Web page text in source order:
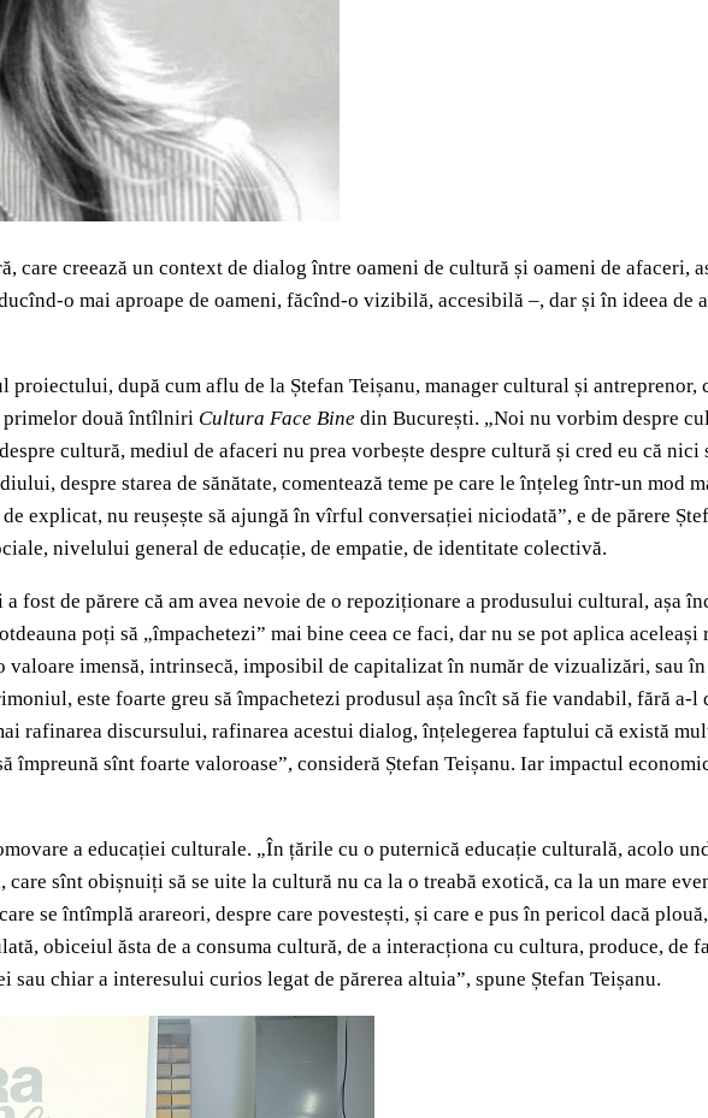
care creează un context de dialog între oameni de cultură și oameni de afaceri,
o mai aproape de oameni, făcînd-o vizibilă, accesibilă –, dar și în ideea
după cum aflu de la Ștefan Teișanu, manager cultural și
primelor două întîlniri Cultura Face Bine din București. „Noi nu vorbim despre
cultură, mediul de afaceri nu prea vorbește despre cultură și cred eu că
despre starea de sănătate, comentează teme pe care le înțeleg într-un mod
explicat, nu reușește să ajungă în vîrful conversației niciodată”, e de părere
nivelului general de educație, de empatie, de identitate colectivă.
de părere că am avea nevoie de o repoziționare a produsului cultural, așa
poți să „împachetezi” mai bine ceea ce faci, dar nu se pot aplica
imensă, intrinsecă, imposibil de capitalizat în număr de vizualizări, sau
este foarte greu să împachetezi produsul așa încît să fie vandabil, fără a-l
rafinarea discursului, rafinarea acestui dialog, înțelegerea faptului că există
sînt foarte valoroase”, consideră Ștefan Teișanu. Iar impactul
a educației culturale. „În țările cu o puternică educație culturală, acolo
sînt obișnuiți să se uite la cultură nu ca la o treabă exotică, ca la un mare
se întîmplă arareori, despre care povestești, și care e pus în pericol dacă
obiceiul ăsta de a consuma cultură, de a interacționa cu cultura, produce, de
chiar a interesului curios legat de părerea altuia”, spune Ștefan Teișanu.